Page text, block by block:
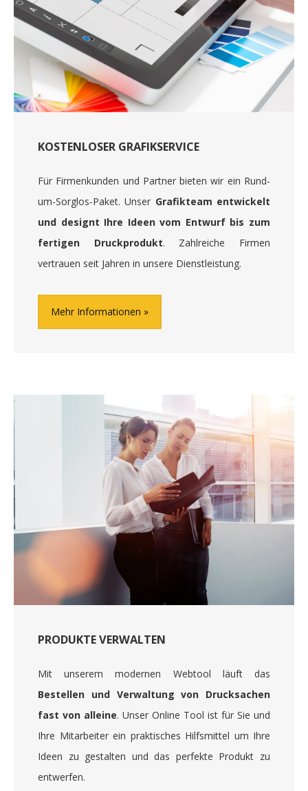
KOSTENLOSER GRAFIKSERVICE
Für Firmenkunden und Partner bieten wir ein Rund-
um-Sorglos-Paket. Unser Grafikteam entwickelt
und designt Ihre Ideen vom Entwurf bis zum
fertigen Druckprodukt. Zahlreiche Firmen
vertrauen seit Jahren in unsere Dienstleistung.
Mehr Informationen
PRODUKTE VERWALTEN
Mit unserem modernen Webtool läuft das
Bestellen und Verwaltung von Drucksachen
fast von alleine. Unser Online Tool ist für Sie und
Ihre Mitarbeiter ein praktisches Hilfsmittel um Ihre
Ideen zu gestalten und das perfekte Produkt zu
entwerfen.